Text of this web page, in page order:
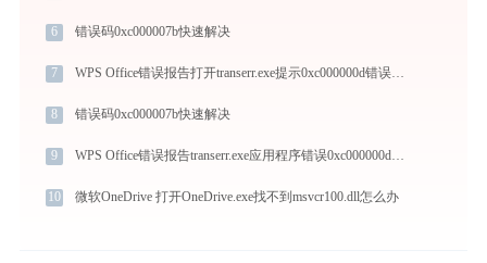
6 错误码0xc000007b快速解决
7 WPS Office错误报告打开transerr.exe提示0xc000000d错误码怎么办
8 错误码0xc000007b快速解决
9 WPS Office错误报告transerr.exe应用程序错误0xc000000d解决方法
10 微软OneDrive 打开OneDrive.exe找不到msvcr100.dll怎么办